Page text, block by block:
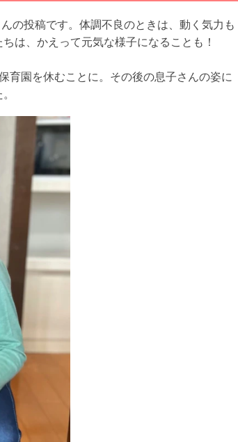
の投稿です。体調不良のときは、動く気力も
は、かえって元気な様子になることも！
育園を休むことに。その後の息子さんの姿に